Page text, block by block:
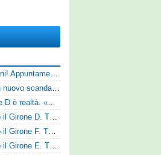
Serie D 2026/2027: è il giorno dei gironi! Appuntamento fissato
Trapani, Antonini: «Sta emergendo un nuovo scandalo»
Derthona, missione compiuta: la Serie D è realtà. «Siamo una società seria»
UFFICIALE: Serie D 2026/2027, ecco il Girone D. Tutte le squadre
UFFICIALE: Serie D 2026/2027, ecco il Girone F. Tutte le squadre
UFFICIALE: Serie D 2026/2027, ecco il Girone E. Tutte le squadre